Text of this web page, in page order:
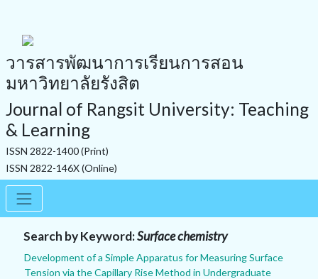
วารสารพัฒนาการเรียนการสอน
มหาวิทยาลัยรังสิต
Journal of Rangsit University: Teaching
& Learning
ISSN 2822-1400 (Print)
ISSN 2822-146X (Online)
Search by Keyword:Surface chemistry
Development of a Simple Apparatus for Measuring Surface
Tension via the Capillary Rise Method in Undergraduate